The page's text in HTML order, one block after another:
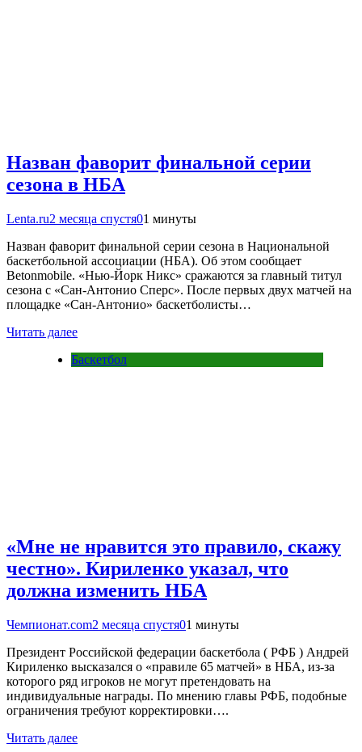
Назван фаворит финальной серии
сезона в НБА
Lenta.ru2 месяца спустя01 минуты
Назван фаворит финальной серии сезона в Национальной
баскетбольной ассоциации (НБА). Об этом сообщает
Betonmobile. «Нью-Йорк Никс» сражаются за главный титул
сезона с «Сан-Антонио Сперс». После первых двух матчей на
площадке «Сан-Антонио» баскетболисты…
Читать далее
Баскетбол
«Мне не нравится это правило, скажу
честно». Кириленко указал, что
должна изменить НБА
Чемпионат.com2 месяца спустя01 минуты
Президент Российской федерации баскетбола ( РФБ ) Андрей
Кириленко высказался о «правиле 65 матчей» в НБА, из-за
которого ряд игроков не могут претендовать на
индивидуальные награды. По мнению главы РФБ, подобные
ограничения требуют корректировки….
Читать далее